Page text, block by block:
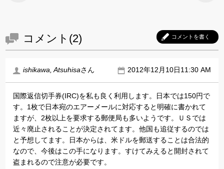
コメント(2) コメントを書く
ishikawa, Atsuhisaさん 2012年12月10日11:30 AM
国際返信切手券(IRC)を私も良く利用します。日本では150円で
す。1枚で日本宛のエアーメールに対応すると明確に書かれて
ますが、2枚以上を要求する郵便局も多いようです。ＵＳでは
近々廃止されることが決定されてます。他国も追従するのでは
と予想してます。日本からは、米ドルを郵送することは合法的
なので、今後はこの手になります。すけてみえると開封されて
盗まれるので注意が必要です。